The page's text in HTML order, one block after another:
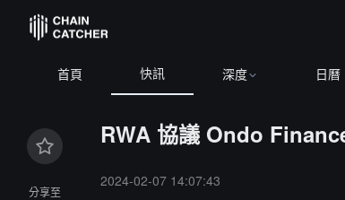
首頁 快訊 深度 日曆
分享至
RWA 協議 Ondo
2024-02-07 14:07:43